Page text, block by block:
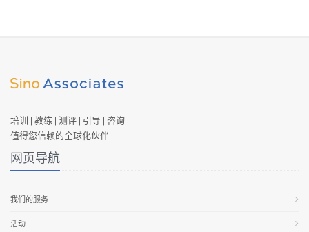
培训 | 教练 | 测评 | 引导 | 咨询
值得您信赖的全球化伙伴
网页导航
我们的服务
活动